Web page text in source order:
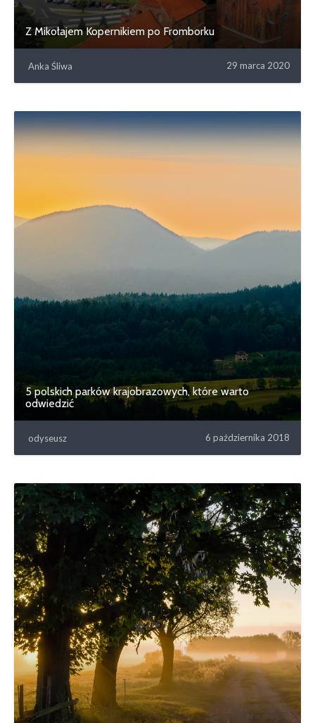
Z Mikołajem Kopernikiem po Fromborku
Anka Śliwa 29 marca 2020
5 polskich parków krajobrazowych, które warto
odwiedzić
odyseusz 6 października 2018